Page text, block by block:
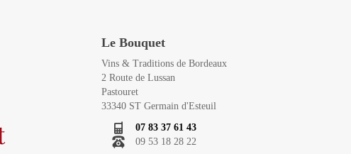
Le Bouquet
Vins & Traditions de Bordeaux
2 Route de Lussan
Pastouret
33340 ST Germain d'Esteuil
07 83 37 61 43
09 53 18 28 22